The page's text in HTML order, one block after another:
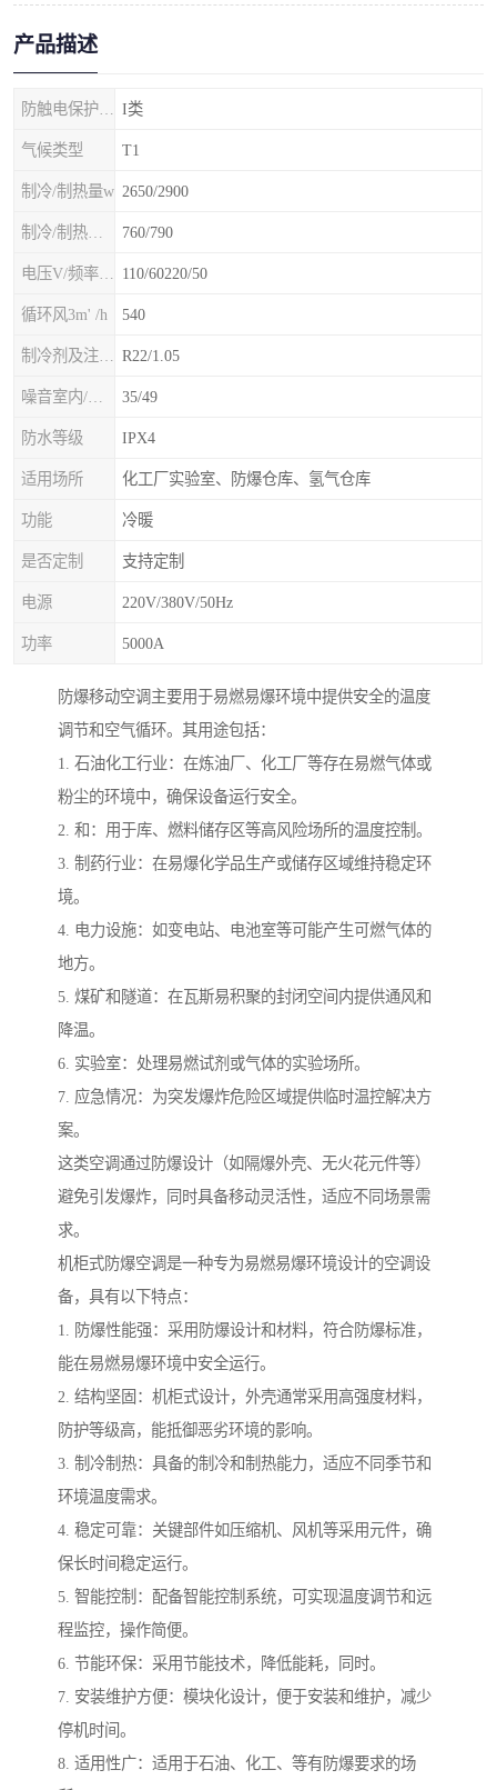
产品描述
I类
气候类型 T1
制冷/制热量w 2650/2900
760/790
110/60220/50
循环风3m' /h 540
R22/1.05
35/49
防水等级 IPX4
适用场所 化工厂实验室、防爆仓库、氢气仓库
功能 冷暖
是否定制 支持定制
电源 220V/380V/50Hz
功率 5000A
防爆移动空调主要用于易燃易爆环境中提供安全的温度
调节和空气循环。其用途包括：
1. 石油化工行业：在炼油厂、化工厂等存在易燃气体或
粉尘的环境中，确保设备运行安全。
2. 和：用于库、燃料储存区等高风险场所的温度控制。
3. 制药行业：在易爆化学品生产或储存区域维持稳定环
境。
4. 电力设施：如变电站、电池室等可能产生可燃气体的
地方。
5. 煤矿和隧道：在瓦斯易积聚的封闭空间内提供通风和
降温。
6. 实验室：处理易燃试剂或气体的实验场所。
7. 应急情况：为突发爆炸危险区域提供临时温控解决方
案。
这类空调通过防爆设计（如隔爆外壳、无火花元件等）
避免引发爆炸，同时具备移动灵活性，适应不同场景需
求。
机柜式防爆空调是一种专为易燃易爆环境设计的空调设
备，具有以下特点：
1. 防爆性能强：采用防爆设计和材料，符合防爆标准，
能在易燃易爆环境中安全运行。
2. 结构坚固：机柜式设计，外壳通常采用高强度材料，
防护等级高，能抵御恶劣环境的影响。
3. 制冷制热：具备的制冷和制热能力，适应不同季节和
环境温度需求。
4. 稳定可靠：关键部件如压缩机、风机等采用元件，确
保长时间稳定运行。
5. 智能控制：配备智能控制系统，可实现温度调节和远
程监控，操作简便。
6. 节能环保：采用节能技术，降低能耗，同时。
7. 安装维护方便：模块化设计，便于安装和维护，减少
停机时间。
8. 适用性广：适用于石油、化工、等有防爆要求的场